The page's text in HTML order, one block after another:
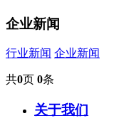
企业新闻
行业新闻 企业新闻
共0页 0条
关于我们